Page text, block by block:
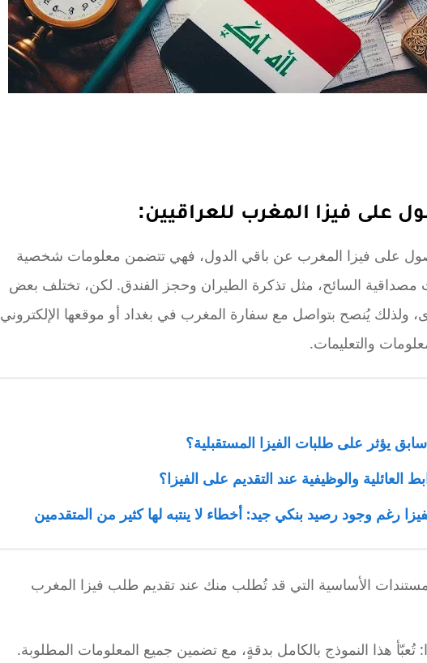
على فيزا المغرب للعراقيين:
على فيزا المغرب عن باقي الدول، فهي تتضمن معلومات شخصية
مصداقية السائح، مثل تذكرة الطيران وحجز الفندق. لكن، تختلف بعض
ولذلك يُنصح بتواصل مع سفارة المغرب في بغداد أو موقعها الإلكتروني
والتعليمات.
يؤثر على طلبات الفيزا المستقبلية؟
العائلية والوظيفية عند التقديم على الفيزا؟
رغم وجود رصيد بنكي جيد: أخطاء لا ينتبه لها كثير من المتقدمين
الأساسية التي قد تُطلب منك عند تقديم طلب فيزا المغرب
تُعبّأ هذا النموذج بالكامل بدقةٍ، مع تضمين جميع المعلومات المطلوبة.